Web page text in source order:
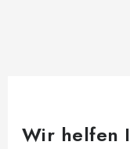
Wir helfen